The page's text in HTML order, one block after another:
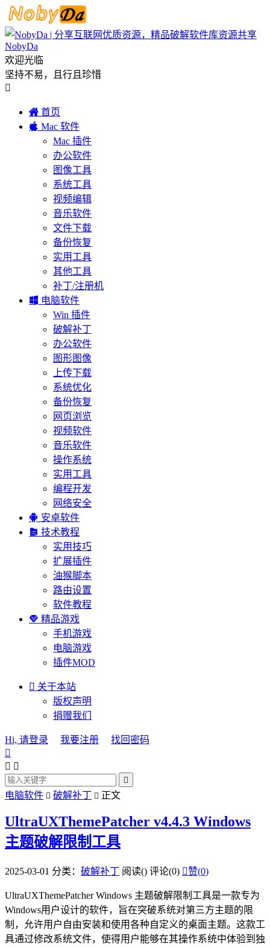
NobyDa
欢迎光临
坚持不易，且行且珍惜

 首页
 Mac 软件
Mac 插件
办公软件
图像工具
系统工具
视频编辑
音乐软件
文件下载
备份恢复
实用工具
其他工具
补丁/注册机
 电脑软件
Win 插件
破解补丁
办公软件
图形图像
上传下载
系统优化
备份恢复
网页浏览
视频软件
音乐软件
操作系统
实用工具
编程开发
网络安全
 安卓软件
 技术教程
实用技巧
扩展插件
油猴脚本
路由设置
软件教程
 精品游戏
手机游戏
电脑游戏
插件MOD
 关于本站
版权声明
捐赠我们
Hi, 请登录 我要注册
找回密码

 

电脑软件  破解补丁  正文
UltraUXThemePatcher v4.4.3 Windows
主题破解限制工具
2025-03-01 分类： 破解补丁 阅读() 评论(0) 赞(0)
UltraUXThemePatcher Windows 主题破解限制工具是一款专为
Windows用户设计的软件，旨在突破系统对第三方主题的限
制，允许用户自由安装和使用各种自定义的桌面主题。这款工
具通过修改系统文件，使得用户能够在其操作系统中体验到独